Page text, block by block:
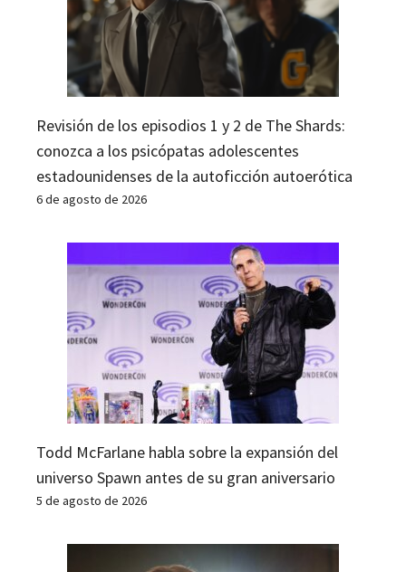
Revisión de los episodios 1 y 2 de The Shards:
conozca a los psicópatas adolescentes
estadounidenses de la autoficción autoerótica
6 de agosto de 2026
Todd McFarlane habla sobre la expansión del
universo Spawn antes de su gran aniversario
5 de agosto de 2026